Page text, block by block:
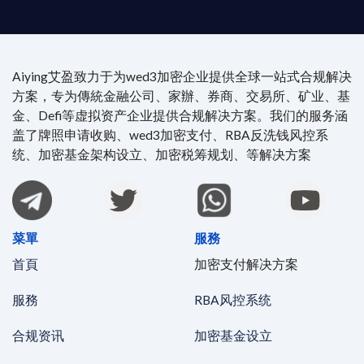
Aiying艾盈致力于为wed3加密企业提供全球一站式合规解决
方案，专为傳統金融公司、家辦、券商、交易所、矿业、基
金、Defi等虚拟资产企业提供合规解决方案。我们的服务涵
盖了牌照申请收购、wed3加密支付、RBA反洗钱风控系
统、加密基金架构设立、加密税筹规划、等解决方案
菜單
首頁
服務
合规资讯
服務
加密支付解决方案
RBA风控系统
加密基金设立